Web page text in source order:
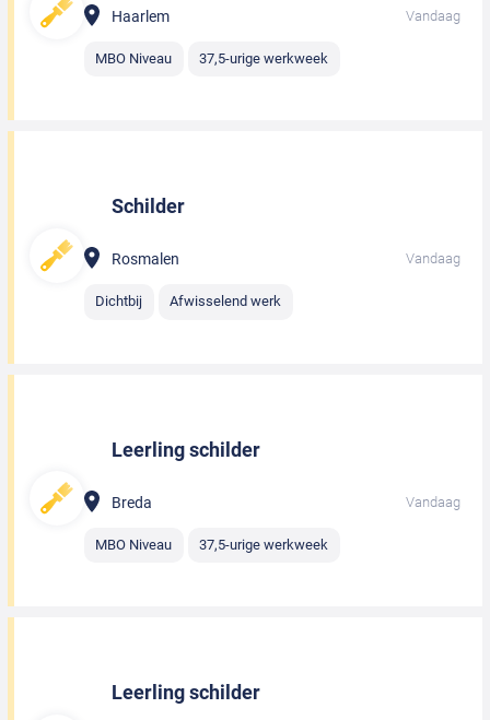
Haarlem Vandaag
MBO Niveau 37,5-urige werkweek
Schilder
Rosmalen Vandaag
Dichtbij Afwisselend werk
Leerling schilder
Breda Vandaag
MBO Niveau 37,5-urige werkweek
Leerling schilder